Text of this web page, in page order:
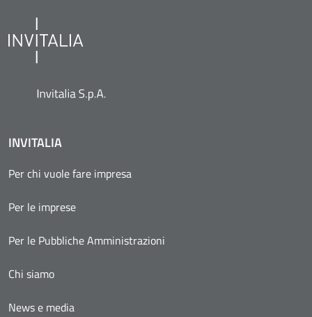
INVITALIA
Per chi vuole fare impresa
Per le imprese
Per le Pubbliche Amministrazioni
Chi siamo
News e media